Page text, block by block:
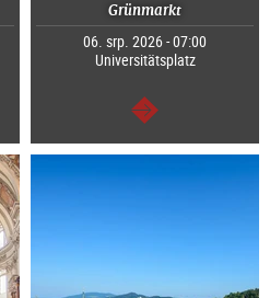
Grünmarkt
06. srp. 2026 - 07:00
Universitätsplatz
continue